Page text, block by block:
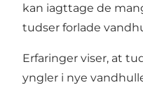
kan iagttage de
tudser forlade
Erfaringer viser, at
yngler i nye